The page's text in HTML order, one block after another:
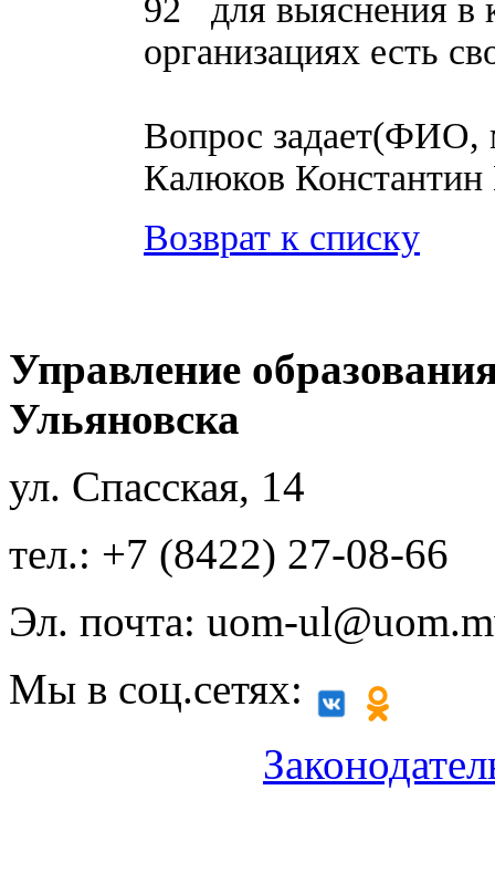
92 для выяснения в
организациях есть
Вопрос задает(ФИО,
Калюков
Возврат к списку
Управление
Ульяновска
ул. Спасская, 14
тел.: +7 (8422) 27-08-66
Эл. почта: uom-
Мы в соц.сетях: